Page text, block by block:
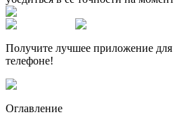
Получите лучшее приложение
телефоне!
Оглавление